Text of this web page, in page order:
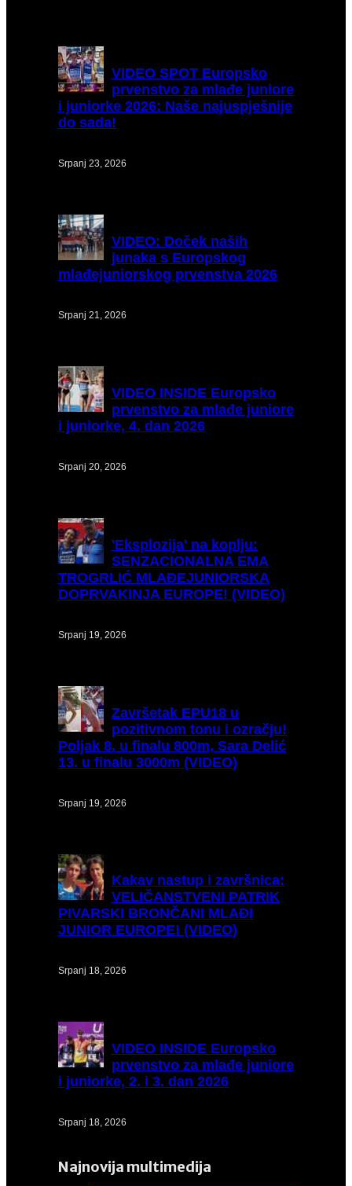
VIDEO SPOT Europsko
prvenstvo za mlađe juniore
i juniorke 2026: Naše najuspješnije
do sada!
Srpanj 23, 2026
VIDEO: Doček naših
junaka s Europskog
mlađejuniorskog prvenstva 2026
Srpanj 21, 2026
VIDEO INSIDE Europsko
prvenstvo za mlađe juniore
i juniorke, 4. dan 2026
Srpanj 20, 2026
'Eksplozija' na koplju:
SENZACIONALNA EMA
TROGRLIĆ MLAĐEJUNIORSKA
DOPRVAKINJA EUROPE! (VIDEO)
Srpanj 19, 2026
Završetak EPU18 u
pozitivnom tonu i ozračju!
Poljak 8. u finalu 800m, Sara Delić
13. u finalu 3000m (VIDEO)
Srpanj 19, 2026
Kakav nastup i završnica:
VELIČANSTVENI PATRIK
PIVARSKI BRONČANI MLAĐI
JUNIOR EUROPE! (VIDEO)
Srpanj 18, 2026
VIDEO INSIDE Europsko
prvenstvo za mlađe juniore
i juniorke, 2. i 3. dan 2026
Srpanj 18, 2026
Najnovija multimedija